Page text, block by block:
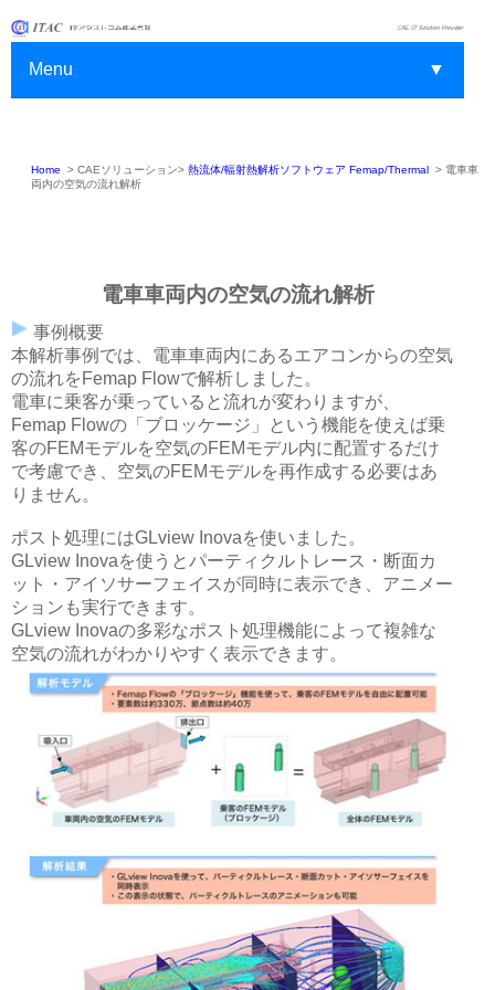
Menu ▼
▼
▼
Home > CAEソリューション> 熱流体/輻射熱解析ソフトウェア Femap/Thermal > 電車車
両内の空気の流れ解析
電車車両内の空気の流れ解析
事例概要
本解析事例では、電車車両内にあるエアコンからの空気
の流れをFemap Flowで解析しました。
電車に乗客が乗っていると流れが変わりますが、
Femap Flowの「ブロッケージ」という機能を使えば乗
客のFEMモデルを空気のFEMモデル内に配置するだけ
で考慮でき、空気のFEMモデルを再作成する必要はあ
りません。
ポスト処理にはGLview Inovaを使いました。
GLview Inovaを使うとパーティクルトレース・断面カ
ット・アイソサーフェイスが同時に表示でき、アニメー
ションも実行できます。
GLview Inovaの多彩なポスト処理機能によって複雑な
空気の流れがわかりやすく表示できます。